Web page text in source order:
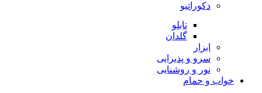
دکوراتیو
تابلو
گلدان
ابزار
سرو و پذیرایی
نور و روشنایی
خواب و حمام